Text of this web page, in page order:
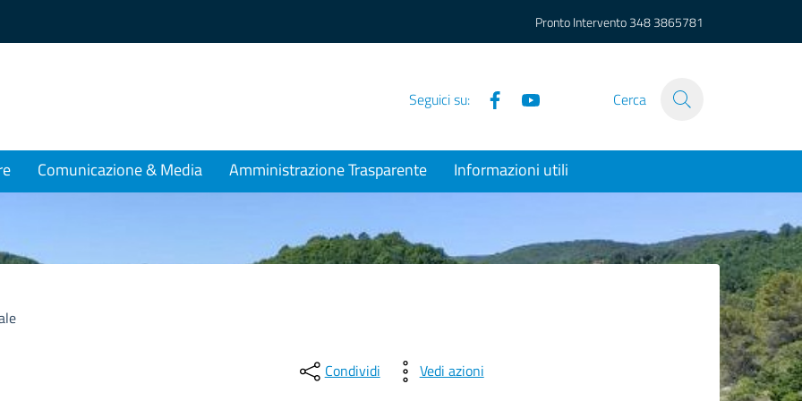
Pronto Intervento348 3865781
Seguici su: Facebook Cerca
Comunicazione & Media Amministrazione Trasparente Informazioni utili
Condividi Vedi azioni